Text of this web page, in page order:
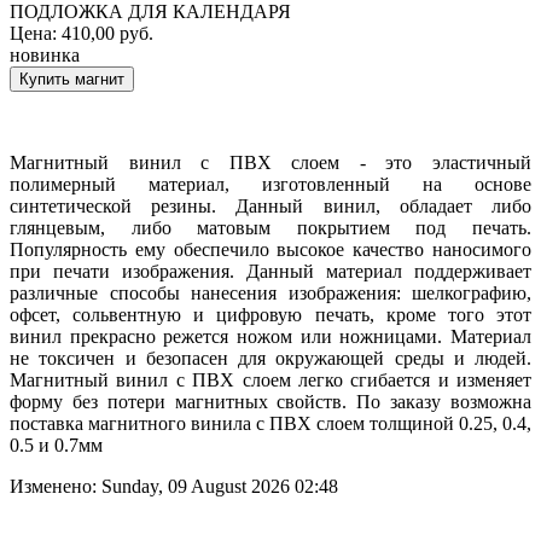
ПОДЛОЖКА ДЛЯ КАЛЕНДАРЯ
Цена: 410,00 руб.
новинка
Магнитный винил с ПВХ слоем - это эластичный
полимерный материал, изготовленный на основе
синтетической резины. Данный винил, обладает либо
глянцевым, либо матовым покрытием под печать.
Популярность ему обеспечило высокое качество наносимого
при печати изображения. Данный материал поддерживает
различные способы нанесения изображения: шелкографию,
офсет, сольвентную и цифровую печать, кроме того этот
винил прекрасно режется ножом или ножницами. Материал
не токсичен и безопасен для окружающей среды и людей.
Магнитный винил с ПВХ слоем легко сгибается и изменяет
форму без потери магнитных свойств. По заказу возможна
поставка магнитного винила с ПВХ слоем толщиной 0.25, 0.4,
0.5 и 0.7мм
Изменено: Sunday, 09 August 2026 02:48